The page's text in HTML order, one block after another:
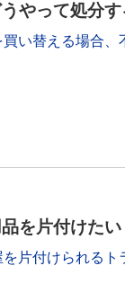
やって処分
い替える場合
を片付けた
片付けられる